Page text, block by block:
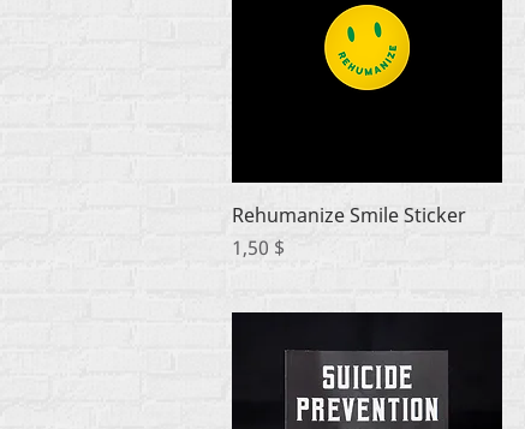
Быстрый просмотр
Rehumanize Smile Sticker
Цена
1,50 $